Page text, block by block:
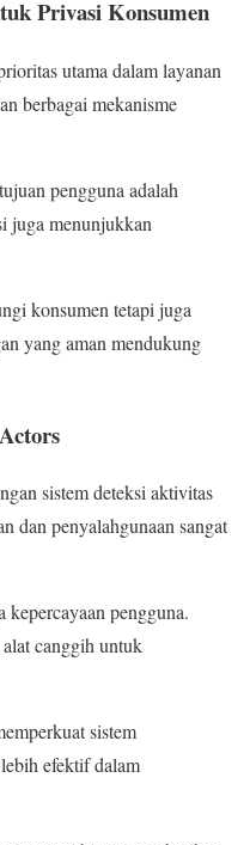
Privasi Konsumen
utama dalam layanan
berbagai mekanisme
pengguna adalah
juga menunjukkan
konsumen tetapi juga
yang aman mendukung
sistem deteksi aktivitas
dan penyalahgunaan sangat
pengguna.
alat canggih untuk
sistem
efektif dalam